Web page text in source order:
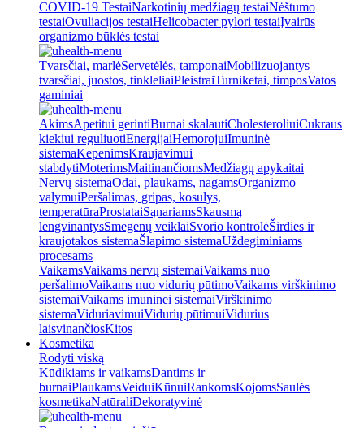
COVID-19 TestaiNarkotinių medžiagų testaiNėštumo
testaiOvuliacijos testaiHelicobacter pylori testaiĮvairūs
organizmo būklės testai
Tvarsčiai, marlėServetėlės, tamponaiMobilizuojantys
tvarsčiai, juostos, tinkleliaiPleistraiTurniketai, timposVatos
gaminiai
AkimsApetitui gerintiBurnai skalautiCholesteroliuiCukraus
kiekiui reguliuotiEnergijaiHemorojuiImuninė
sistemaKepenimsKraujavimui
stabdytiMoterimsMaitinančiomsMedžiagų apykaitai
Nervų sistemaOdai, plaukams, nagamsOrganizmo
valymuiPeršalimas, gripas, kosulys,
temperatūraProstataiSąnariamsSkausmą
lengvinantysSmegenų veiklaiSvorio kontrolėŠirdies ir
kraujotakos sistemaŠlapimo sistemaUždegiminiams
procesams
VaikamsVaikams nervų sistemaiVaikams nuo
peršalimoVaikams nuo vidurių pūtimoVaikams virškinimo
sistemaiVaikams imuninei sistemaiVirškinimo
sistemaViduriavimuiVidurių pūtimuiVidurius
laisvinančiosKitos
Kosmetika
Rodyti viską
Kūdikiams ir vaikamsDantims ir
burnaiPlaukamsVeiduiKūnuiRankomsKojomsSaulės
kosmetikaNatūraliDekoratyvinė